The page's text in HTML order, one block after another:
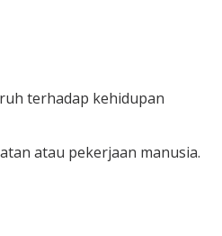
terhadap kehidupan
atau pekerjaan manusia.